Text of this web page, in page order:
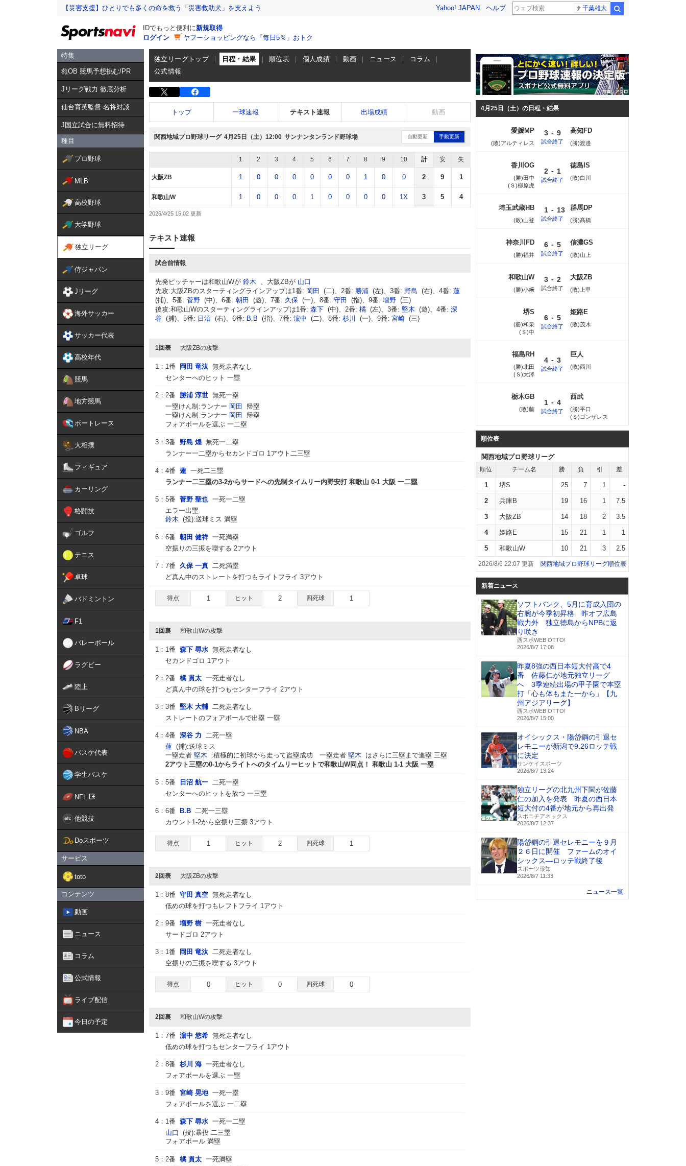
【災害支援】ひとりでも多くの命を救う「災害救助犬」を支えよう Yahoo! JAPAN ヘルプ 千葉雄大
IDでもっと便利に新規取得
ログイン
ヤフーショッピングなら「毎日5％」おトク
特集
燕OB 競馬予想挑む/PR
Jリーグ戦力 徹底分析
仙台育英監督 名将対談
J国立試合に無料招待
種目
プロ野球
MLB
高校野球
大学野球
独立リーグ
侍ジャパン
Jリーグ
海外サッカー
サッカー代表
高校年代
競馬
地方競馬
ボートレース
大相撲
フィギュア
カーリング
格闘技
ゴルフ
テニス
卓球
バドミントン
F1
バレーボール
ラグビー
陸上
Bリーグ
NBA
バスケ代表
学生バスケ
NFL
他競技
Doスポーツ
サービス
toto
コンテンツ
動画
ニュース
コラム
公式情報
ライブ配信
今日の予定
独立リーグトップ 日程・結果 順位表 個人成績 動画 ニュース
コラム
公式情報
トップ 一球速報 テキスト速報 出場成績 動画
関西地域プロ野球リーグ 4月25日（土） 12:00 サンナンタンランド野球場 自動更新 手動更新
1 2 3 4 5 6 7 8 9 10 計 安 失
大阪ZB 1 0 0 0 0 0 0 1 0 0 2 9 1
和歌山W 1 0 0 0 1 0 0 0 0 1X 3 5 4
2026/4/25 15:02
テキスト速報
試合前情報
先発ピッチャーは和歌山Wが 鈴木 、大阪ZBが 山口
先攻:大阪ZBのスターティングラインアップは1番: 岡田 (二)、2番: 勝浦 (左)、3番: 野島 (右)、4番: 蓮
(捕)、5番: 菅野 (中)、6番: 朝田 (遊)、7番: 久保 (一)、8番: 守田 (指)、9番: 増野 (三)
後攻:和歌山Wのスターティングラインアップは1番: 森下 (中)、2番: 橘 (左)、3番: 堅木 (遊)、4番: 深
谷 (捕)、5番: 日沼 (右)、6番: B.B (指)、7番: 濵中 (二)、8番: 杉川 (一)、9番: 宮崎 (三)
1回表 大阪ZBの攻撃
1： 1番 岡田 竜汰 無死走者なし
センターへのヒット 一塁
2： 2番 勝浦 淳世 無死一塁
一塁けん制:ランナー 岡田
帰塁
一塁けん制:ランナー 岡田
帰塁
フォアボールを選ぶ 一二塁
3： 3番 野島 煌 無死一二塁
ランナー一二塁からセカンドゴロ 1アウト二三塁
4： 4番 蓮 一死二三塁
ランナー二三塁の3-2からサードへの先制タイムリー内野安打 和歌山 0-1 大阪 一二塁
5： 5番 菅野 聖也 一死一二塁
エラー出塁
鈴木 (投):送球ミス 満塁
6： 6番 朝田 健祥 一死満塁
空振りの三振を喫する 2アウト
7： 7番 久保 一真 二死満塁
ど真ん中のストレートを打つもライトフライ 3アウト
得点 1 ヒット 2 四死球 1
1回裏 和歌山Wの攻撃
1： 1番 森下 尋水 無死走者なし
セカンドゴロ 1アウト
2： 2番 橘 貫太 一死走者なし
ど真ん中の球を打つもセンターフライ 2アウト
3： 3番 堅木 大輔 二死走者なし
ストレートのフォアボールで出塁 一塁
4： 4番 深谷 力 二死一塁
蓮 (捕):送球ミス
一塁走者 堅木 :積極的に初球から走って盗塁成功 一塁走者 堅木
はさらに三塁まで進塁 三塁
2アウト三塁の0-1からライトへのタイムリーヒットで和歌山W同点！ 和歌山 1-1 大阪 一塁
5： 5番 日沼 航一 二死一塁
センターへのヒットを放つ 一三塁
6： 6番 B.B 二死一三塁
カウント1-2から空振り三振 3アウト
得点 1 ヒット 2 四死球 1
2回表 大阪ZBの攻撃
1： 8番 守田 真空 無死走者なし
低めの球を打つもレフトフライ 1アウト
2： 9番 増野 樹 一死走者なし
サードゴロ 2アウト
3： 1番 岡田 竜汰 二死走者なし
空振りの三振を喫する 3アウト
得点 0 ヒット 0 四死球 0
2回裏 和歌山Wの攻撃
1： 7番 濵中 悠希 無死走者なし
低めの球を打つもセンターフライ 1アウト
2： 8番 杉川 海 一死走者なし
フォアボールを選ぶ 一塁
3： 9番 宮崎 晃地 一死一塁
フォアボールを選ぶ 一二塁
4： 1番 森下 尋水 一死一二塁
山口
(投):暴投 二三塁
フォアボール 満塁
5： 2番 橘 貫太 一死満塁
4月25日（土）の日程・結果
愛媛MP
(敗)アルティレス
3 - 9
試合終了
高知FD
(勝)渡邉
香川OG
(勝)田中
(Ｓ)柳原虎
2 - 1
試合終了
徳島IS
(敗)白川
埼玉武蔵HB
(敗)山登
1 - 13
試合終了
群馬DP
(勝)髙橋
神奈川FD
(勝)福井
6 - 5
試合終了
信濃GS
(敗)山上
和歌山W
(勝)小﨑
3 - 2
試合終了
大阪ZB
(敗)上甲
堺S
(勝)和泉
(Ｓ)中
6 - 5
試合終了
姫路E
(敗)茂木
福島RH
(勝)北田
(Ｓ)大澤
4 - 3
試合終了
巨人
(敗)西川
栃木GB
(敗)藤
1 - 4
試合終了
西武
(勝)平口
(Ｓ)ゴンザレス
順位表
関西地域プロ野球リーグ
順位 チーム名 勝 負 引 差
1 堺S 25 7 1 -
2 兵庫B 19 16 1 7.5
3 大阪ZB 14 18 2 3.5
4 姫路E 15 21 1 1
5 和歌山W 10 21 3 2.5
2026/8/6 22:07 更新 関西地域プロ野球リーグ順位表
新着ニュース
ソフトバンク、5月に育成入団の
右腕が今季初昇格 昨オフ広島
戦力外 独立徳島からNPBに返
り咲き
西スポWEB OTTO!
2026/8/7 17:08
昨夏8強の西日本短大付高で4
番 佐藤仁が地元独立リーグ
へ 3季連続出場の甲子園で本塁
打「心も体もまた一から」【九
州アジアリーグ】
西スポWEB OTTO!
2026/8/7 15:00
オイシックス・陽岱鋼の引退セ
レモニーが新潟で9.26ロッテ戦
に決定
サンケイスポーツ
2026/8/7 13:24
独立リーグの北九州下関が佐藤
仁の加入を発表 昨夏の西日本
短大付の4番が地元から再出発
スポニチアネックス
2026/8/7 12:37
陽岱鋼の引退セレモニーを９月
２６日に開催 ファームのオイ
シックス―ロッテ戦終了後
スポーツ報知
2026/8/7 11:33
ニュース一覧